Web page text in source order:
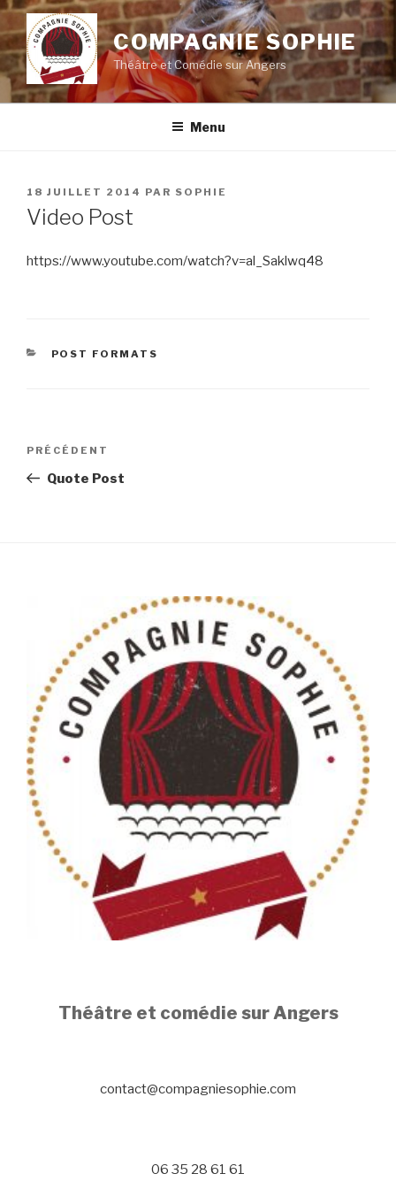
Aller
au
contenu
principal
COMPAGNIE SOPHIE
Théâtre et Comédie sur Angers
Menu
PUBLIÉ
LE
18 JUILLET 2014 PAR SOPHIE
Video Post
https://www.youtube.com/watch?v=al_Saklwq48
CATÉGORIES
POST FORMATS
Navigation
l’article
Article
précédent
PRÉCÉDENT
Quote Post
Théâtre et comédie sur Angers
contact@compagniesophie.com
06 35 28 61 61